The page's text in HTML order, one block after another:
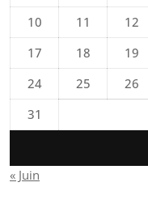
10
11 12
17
18 19
24
25 26
31
« Juin